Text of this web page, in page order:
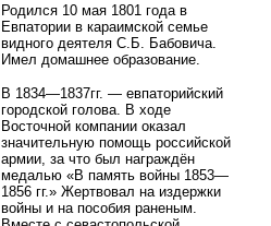
Родился 10 мая 1801 года в
Евпатории в караимской семье
видного деятеля С.Б. Бабовича.
Имел домашнее образование.
В 1834—1837гг. — евпаторийский
городской голова. В ходе
Восточной компании оказал
значительную помощь российской
армии, за что был награждён
медалью «В память войны 1853—
1856 гг.» Жертвовал на издержки
войны и на пособия раненым.